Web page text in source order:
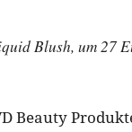
Blush, um 27
Beauty